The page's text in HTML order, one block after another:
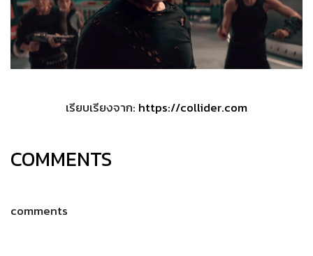
เรียบเรียงจาก: https://collider.com
COMMENTS
comments